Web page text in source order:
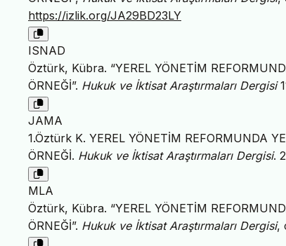
https://izlik.org/JA29BD23LY
ISNAD
Öztürk, Kübra. “YEREL YÖNETİM
ÖRNEĞİ”. Hukuk ve İktisat Araştırmaları Dergisi
JAMA
1.Öztürk K. YEREL YÖNETİM REFORMUNDA
ÖRNEĞİ. Hukuk ve İktisat Araştırmaları Dergisi.
MLA
Öztürk, Kübra. “YEREL YÖNETİM
ÖRNEĞİ”. Hukuk ve İktisat Araştırmaları Dergisi,